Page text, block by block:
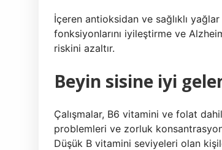
İçeren antioksidan ve sağlıklı
fonksiyonlarını iyileştirme ve
riskini azaltır.
Beyin sisine iyi
Çalışmalar, B6 vitamini ve folat
problemleri ve zorluk
Düşük B vitamini seviyeleri olan